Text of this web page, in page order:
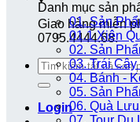
Giao hàng miễn
0795.4444.68.
Search
for:
Login
Danh mục sản
01. Sản
01.1 Xiên
02. Sản
03. Trái
04. Bánh -
05. Sản
06. Quà